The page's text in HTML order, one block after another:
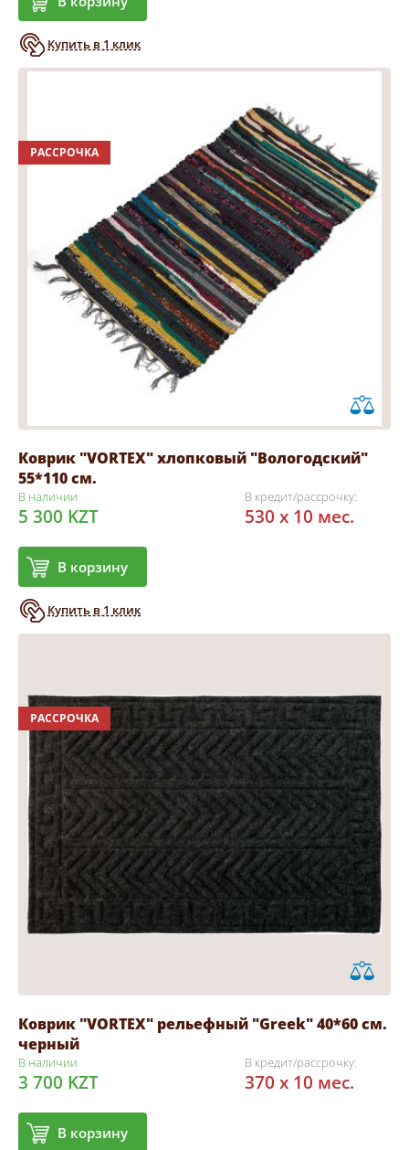
Купить в 1 клик
РАССРОЧКА
Коврик "VORTEX" хлопковый "Вологодский"
55*110 см.
В наличии
5 300 KZT
В корзину
Купить в 1 клик
В кредит/рассрочку:
530 x 10 мес.
РАССРОЧКА
Коврик "VORTEX" рельефный "Greek" 40*60 см.
черный
В наличии
3 700 KZT
В корзину
В кредит/рассрочку:
370 x 10 мес.